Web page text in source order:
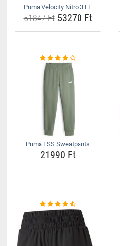
Puma Velocity Nitro 3 FF
51847 Ft53270 Ft
Puma ESS Sweatpants
21990 Ft